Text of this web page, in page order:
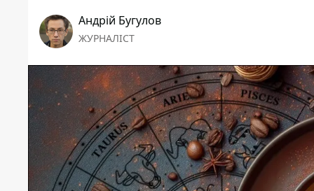
Андрій Бугулов
ЖУРНАЛІСТ